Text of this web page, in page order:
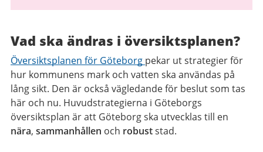
Vad ska ändras i översiktsplanen?
Översiktsplanen för Göteborg pekar ut strategier för
hur kommunens mark och vatten ska användas på
lång sikt. Den är också vägledande för beslut som tas
här och nu. Huvudstrategierna i Göteborgs
översiktsplan är att Göteborg ska utvecklas till en
nära, sammanhållen och robuststad.